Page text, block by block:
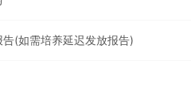
(如需培养延迟发放报告)